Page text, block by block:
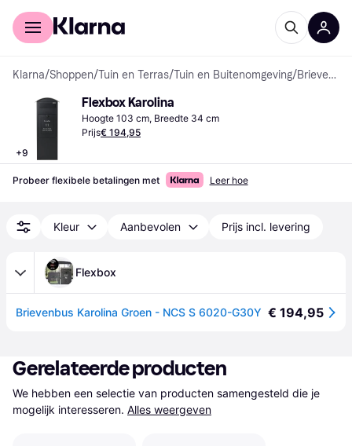
Voor shoppers
Klarna/Shoppen/Tuin en Terras/Tuin en Buitenomgeving/ Brievenbussen
+9
Flexbox Karolina
Hoogte 103 cm, Breedte 34 cm
Prijs€ 194,95
Probeer flexibele betalingen met Leer hoe
Kleur Aanbevolen Prijs incl. levering
Flexbox
Brievenbus Karolina Groen - NCS S 6020-G30Y € 194,95
Gerelateerde producten
We hebben een selectie van producten samengesteld die je
mogelijk interesseren. Alles weergeven